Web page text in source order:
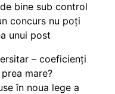
bine sub control
concurs nu poți
unui post
– coeficienți
mare?
în noua lege a